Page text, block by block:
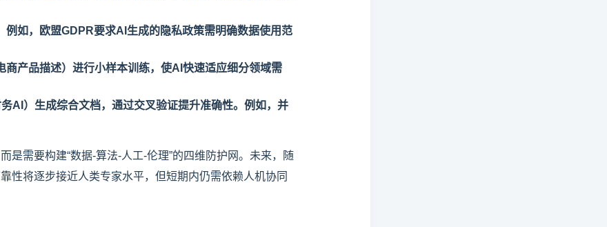
如，欧盟GDPR要求AI生成的隐私政策需明确数据使用范
产品描述）进行小样本训练，使AI快速适应细分领域需
AI）生成综合文档，通过交叉验证提升准确性。例如，并
是需要构建“数据-算法-人工-伦理”的四维防护网。未来，随
性将逐步接近人类专家水平，但短期内仍需依赖人机协同